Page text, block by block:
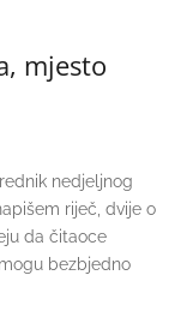
mjesto
nedjeljnog
riječ, dvije o
da čitaoce
bezbjedno